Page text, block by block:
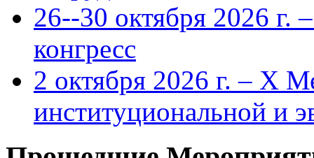
26--30 октября 2026 г.
конгресс
2 октября 2026 г. – X
институциональной и